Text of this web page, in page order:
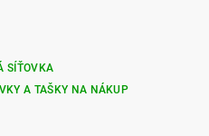
SÍŤOVKA
A TAŠKY NA NÁKUP